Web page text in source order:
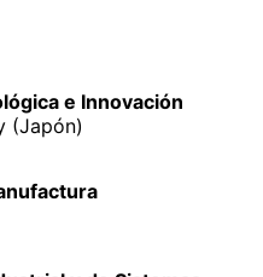
e Innovación
(Japón)